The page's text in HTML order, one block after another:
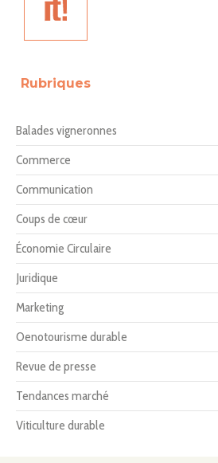
Rubriques
Balades vigneronnes
Commerce
Communication
Coups de cœur
Économie Circulaire
Juridique
Marketing
Oenotourisme durable
Revue de presse
Tendances marché
Viticulture durable